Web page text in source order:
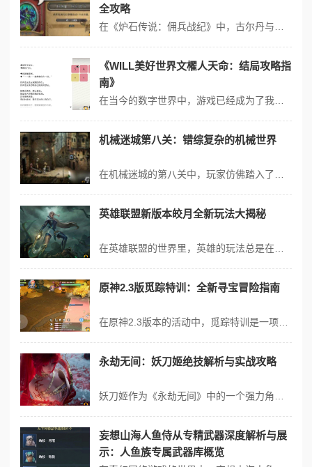
全攻略
《WILL美好世界文櫂人天命：结局攻略指
南》
机械迷城第八关：错综复杂的机械世界
英雄联盟新版本皎月全新玩法大揭秘
原神2.3版觅踪特训：全新寻宝冒险指南
永劫无间：妖刀姬绝技解析与实战攻略
妄想山海人鱼侍从专精武器深度解析与展
示：人鱼族专属武器库概览